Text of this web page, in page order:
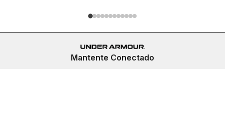
Mantente Conectado